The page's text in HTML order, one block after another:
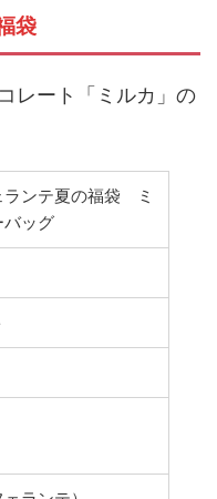
袋
レート「ミルカ」の
ランテ夏の福袋 ミ
バッグ